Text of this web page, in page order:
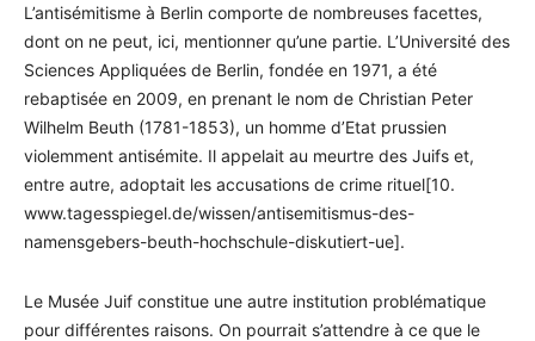
L’antisémitisme à Berlin comporte de nombreuses facettes,
dont on ne peut, ici, mentionner qu’une partie. L’Université des
Sciences Appliquées de Berlin, fondée en 1971, a été
rebaptisée en 2009, en prenant le nom de Christian Peter
Wilhelm Beuth (1781-1853), un homme d’Etat prussien
violemment antisémite. Il appelait au meurtre des Juifs et,
entre autre, adoptait les accusations de crime rituel[10.
www.tagesspiegel.de/wissen/antisemitismus-des-
namensgebers-beuth-hochschule-diskutiert-ue].
Le Musée Juif constitue une autre institution problématique
pour différentes raisons. On pourrait s’attendre à ce que le